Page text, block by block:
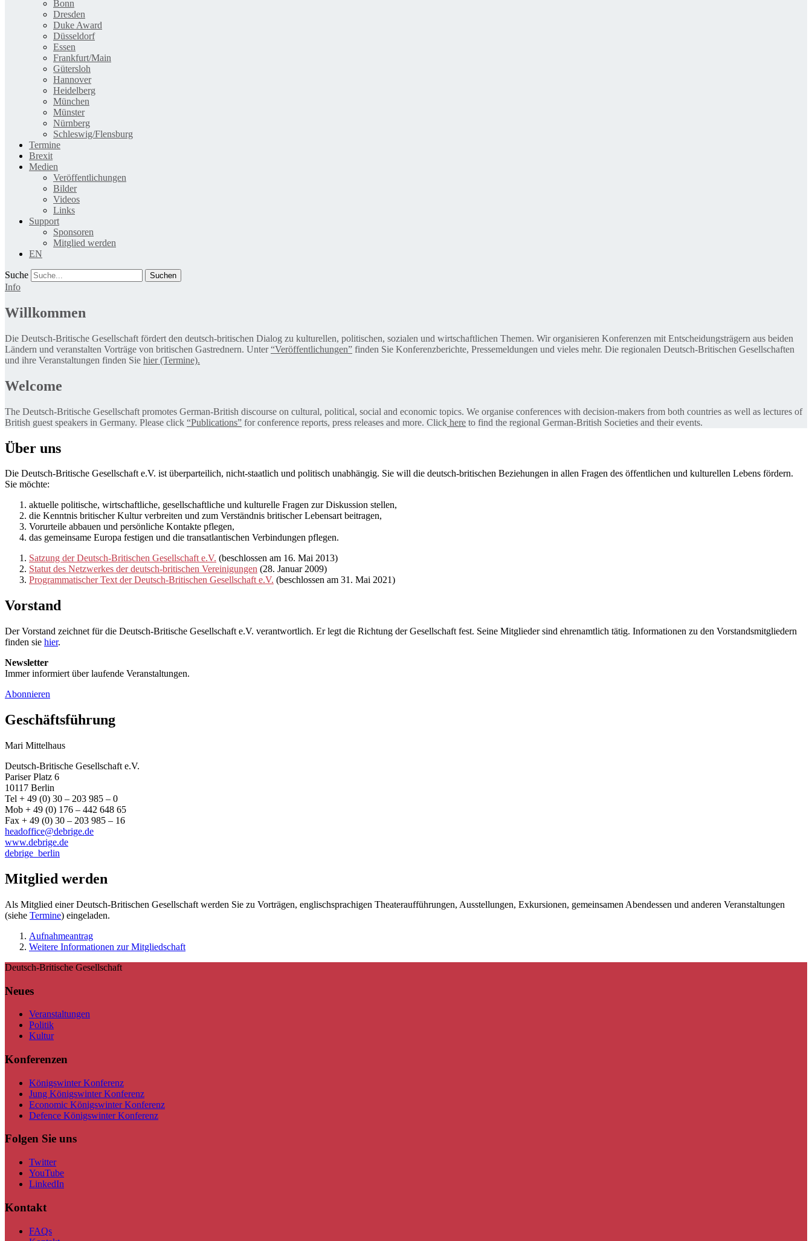
Bonn
Dresden
Duke Award
Düsseldorf
Essen
Frankfurt/Main
Gütersloh
Hannover
Heidelberg
München
Münster
Nürnberg
Schleswig/Flensburg
Termine
Brexit
Medien
Veröffentlichungen
Bilder
Videos
Links
Support
Sponsoren
Mitglied werden
EN
Suche
Info
Willkommen
Die Deutsch-Britische Gesellschaft fördert den deutsch-britischen Dialog zu kulturellen, politischen, sozialen und wirtschaftlichen Themen. Wir organisieren Konferenzen mit Entscheidungsträgern aus beiden
Ländern und veranstalten Vorträge von britischen Gastrednern. Unter“Veröffentlichungen” finden Sie Konferenzberichte, Pressemeldungen und vieles mehr. Die regionalen Deutsch-Britischen Gesellschaften
und ihre Veranstaltungen finden Sie hier (Termine).
Welcome
The Deutsch-Britische Gesellschaft promotes German-British discourse on cultural, political, social and economic topics. We organise conferences with decision-makers from both countries as well as lectures of
British guest speakers in Germany. Please click “Publications” for conference reports, press releases and more. Click here to find the regional German-British Societies and their events.
Über uns
Die Deutsch-Britische Gesellschaft e.V. ist überparteilich, nicht-staatlich und politisch unabhängig. Sie will die deutsch-britischen Beziehungen in allen Fragen des öffentlichen und kulturellen Lebens fördern.
Sie möchte:
aktuelle politische, wirtschaftliche, gesellschaftliche und kulturelle Fragen zur Diskussion stellen,
die Kenntnis britischer Kultur verbreiten und zum Verständnis britischer Lebensart beitragen,
Vorurteile abbauen und persönliche Kontakte pflegen,
das gemeinsame Europa festigen und die transatlantischen Verbindungen pflegen.
Satzung der Deutsch-Britischen Gesellschaft e.V. (beschlossen am 16. Mai 2013)
Statut des Netzwerkes der deutsch-britischen Vereinigungen (28. Januar 2009)
Programmatischer Text der Deutsch-Britischen Gesellschaft e.V. (beschlossen am 31. Mai 2021)
Vorstand
Der Vorstand zeichnet für die Deutsch-Britische Gesellschaft e.V. verantwortlich. Er legt die Richtung der Gesellschaft fest. Seine Mitglieder sind ehrenamtlich tätig. Informationen zu den Vorstandsmitgliedern
finden sie hier.
Newsletter
Immer informiert über laufende Veranstaltungen.
Abonnieren
Geschäftsführung
Mari Mittelhaus
Deutsch-Britische Gesellschaft e.V.
Pariser Platz 6
10117 Berlin
Tel + 49 (0) 30 – 203 985 – 0
Mob + 49 (0) 176 – 442 648 65
Fax + 49 (0) 30 – 203 985 – 16
headoffice@debrige.de
www.debrige.de
debrige_berlin
Mitglied werden
Als Mitglied einer Deutsch-Britischen Gesellschaft werden Sie zu Vorträgen, englischsprachigen Theateraufführungen, Ausstellungen, Exkursionen, gemeinsamen Abendessen und anderen Veranstaltungen
(siehe Termine) eingeladen.
Aufnahmeantrag
Weitere Informationen zur Mitgliedschaft
Deutsch-Britische Gesellschaft
Neues
Veranstaltungen
Politik
Kultur
Konferenzen
Königswinter Konferenz
Jung Königswinter Konferenz
Economic Königswinter Konferenz
Defence Königswinter Konferenz
Folgen Sie uns
Twitter
YouTube
LinkedIn
Kontakt
FAQs